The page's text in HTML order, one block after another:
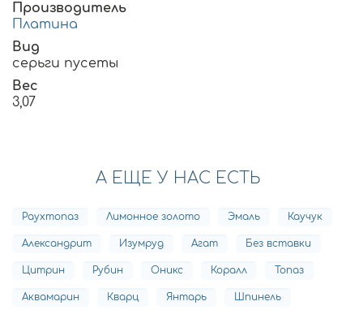
Производитель
Платина
Вид
серьги пусеты
Вес
3,07
А ЕЩЕ У НАС ЕСТЬ
Раухтопаз Лимонное золото Эмаль Каучук
Александрит Изумруд Агат Без вставки
Цитрин Рубин Оникс Коралл Топаз
Аквамарин Кварц Янтарь Шпинель